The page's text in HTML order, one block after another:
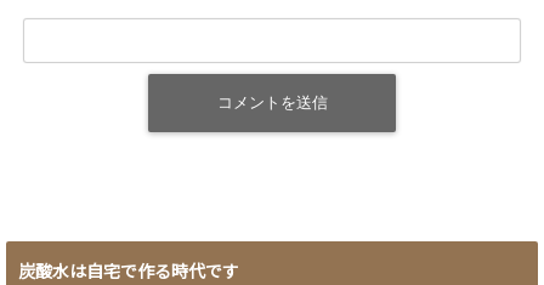
炭酸水は自宅で作る時代です